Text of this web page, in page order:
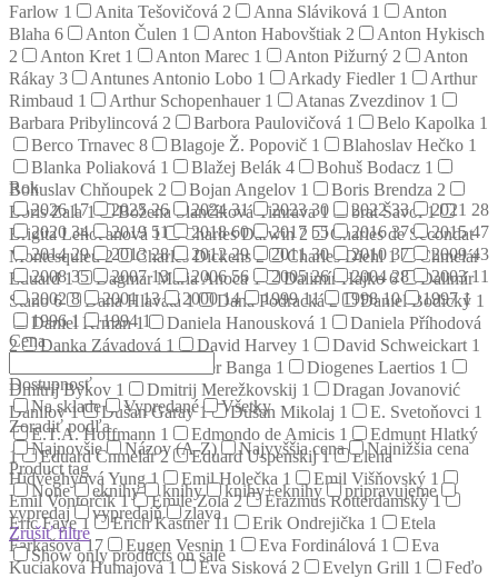
Farlow 1 Anita Tešovičová 2 Anna Sláviková 1
Anton
Blaha 6 Anton Čulen 1 Anton Habovštiak 2
Anton Hykisch
2
Anton Kret 1 Anton Marec 1 Anton Pižurný 2
Anton
Rákay 3 Antunes Antonio Lobo 1 Arkady Fiedler 1
Arthur
Rimbaud 1 Arthur Schopenhauer 1 Atanas Zvezdinov 1
Barbara Pribylincová 2 Barbora Paulovičová 1 Belo Kapolka 1
Berco Trnavec 8 Blagoje Ž. Popovič 1 Blahoslav Hečko 1
Blanka Poliaková 1 Blažej Belák 4 Bohuš Bodacz 1
Bohuslav Chňoupek 2 Bojan Angelov 1 Boris Brendza 2
Boris Zala1 Božena Slančíková Timrava1 brat Šavol1
Brigita Lehoťanová 1 Charles Darwin2
Charles de Secondat
Montesquieu2 Charles Dickens2 Charles Diehl1
Chmelár
Eduard1 Dagmar Mária Anoca 1 Dalimír Hajko6
Dalimír
Stano6 Dana Hlavatá1 Dana Podracká2 Daniel Bodický 1
Daniel Krman1 Daniela Hanousková 1
Daniela Příhodová
2
Danka Závadová 1 David Harvey 1 David Schweickart 1
Dezider Banga 1 Diogenes Laertios 1
Dmitrij Bykov 1 Dmitrij Merežkovskij 1
Dragan Jovanović
Danilov1 Dušan Garay1 Dušan Mikolaj 1 E. Svetoňovci 1
E.T.A. Hoffmann 1 Edmondo de Amicis 1
Edmunt Hlatký
1
Eduard Chmelár2 Eduard Uspenskij1
Elena
Hidvéghyová Yung1 Emil Holečka 1 Emil Višňovský 1
Emil Vontorčík1 Émile Zola2 Erazmus Rotterdamský1
Eric Faye1 Erich Kästner11 Erik Ondrejička 1
Etela
Farkašová17 Eugen Vesnin 1 Eva Fordinálová 1
Eva
Kuciaková Humajová1 Eva Sisková 2 Evelyn Grill 1
Feďo
Rok
202617 202526 202431 202330 202233 2021 28
2020 34 2019 51 201860 2017 55 201637 201547
201429 201328 201229 201130 201037 200943
200835 200713 200656 200526 200428 200311
20028 200113 200014 199911 199810 19971
19961 19941
Cena
Dostupnosť
Na sklade
Vypredané
Všetky
Zoradiť podľa
Najnovšie
Názov (A-Z) Najvyššia cena
Najnižšia cena
Product tag
None
eknihy knihy knihy+eknihy
pripravujeme
vypredaj
vypredajň
zlava
Zrušiť filtre
Show only products on sale